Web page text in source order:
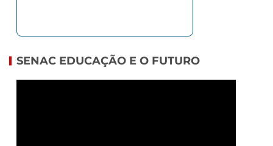
SENAC EDUCAÇÃO E O FUTURO